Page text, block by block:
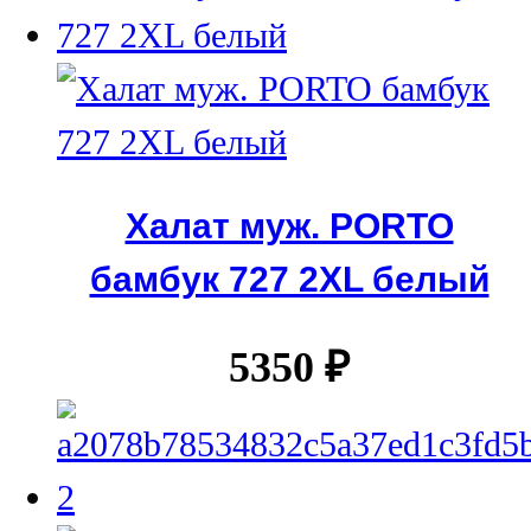
Халат муж. PORTO
бамбук 727 2XL белый
5350 ₽